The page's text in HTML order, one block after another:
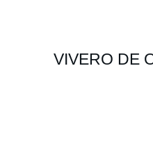
VIVERO DE